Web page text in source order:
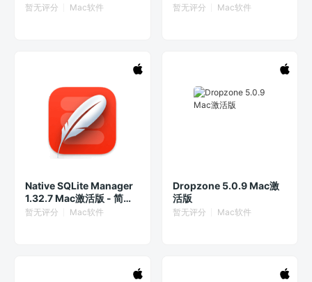
暂无评分 Mac软件 暂无评分 Mac软件
Native SQLite Manager
1.32.7 Mac激活版 - 简洁
易用的SQLite编辑器
暂无评分 Mac软件
Dropzone 5.0.9 Mac激
活版
暂无评分 Mac软件